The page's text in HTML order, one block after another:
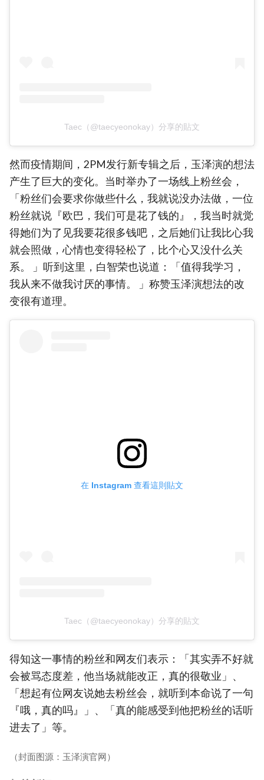
Taec（@taecyeonokay）分享的貼文
然而疫情期间，2PM发行新专辑之后，玉泽演的想法
产生了巨大的变化。当时举办了一场线上粉丝会，
「粉丝们会要求你做些什么，我就说没办法做，一位
粉丝就说『欧巴，我们可是花了钱的』，我当时就觉
得她们为了见我要花很多钱吧，之后她们让我比心我
就会照做，心情也变得轻松了，比个心又没什么关
系。 」听到这里，白智荣也说道：「值得我学习，
我从来不做我讨厌的事情。 」称赞玉泽演想法的改
变很有道理。
在 Instagram 查看這則貼文
Taec（@taecyeonokay）分享的貼文
得知这一事情的粉丝和网友们表示：「其实弄不好就
会被骂态度差，他当场就能改正，真的很敬业」、
「想起有位网友说她去粉丝会，就听到本命说了一句
『哦，真的吗』」、「真的能感受到他把粉丝的话听
进去了」等。
（封面图源：玉泽演官网）